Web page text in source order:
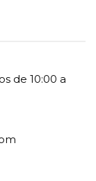
de 10:00 a